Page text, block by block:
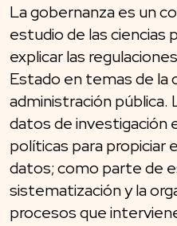
La gobernanza es un
estudio de las ciencias
explicar las
Estado en temas de la
administración pública.
datos de investigación
políticas para propiciar
datos; como parte de
sistematización y la
procesos que